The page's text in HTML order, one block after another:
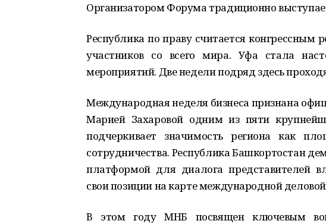
Организатором Форума традиционно
Республика по праву считается
участников со всего мира. Уфа стала
мероприятий. Две недели подряд здесь
Международная неделя бизнеса признана
Марией Захаровой одним из пяти
подчеркивает значимость региона как
сотрудничества. Республика Башкортостан
платформой для диалога представителей
свои позиции на карте международной
В этом году МНБ посвящен ключевым